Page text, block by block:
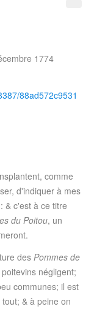
1774
88ad572c9531
comme
d'indiquer à mes
& c'est à ce titre
du Poitou, un
desPommes de
négligent;
communes; il est
& à peine on